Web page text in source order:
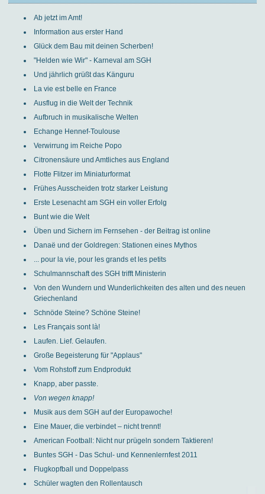
Ab jetzt im Amt!
Information aus erster Hand
Glück dem Bau mit deinen Scherben!
"Helden wie Wir" - Karneval am SGH
Und jährlich grüßt das Känguru
La vie est belle en France
Ausflug in die Welt der Technik
Aufbruch in musikalische Welten
Echange Hennef-Toulouse
Verwirrung im Reiche Popo
Citronensäure und Amtliches aus England
Flotte Flitzer im Miniaturformat
Frühes Ausscheiden trotz starker Leistung
Erste Lesenacht am SGH ein voller Erfolg
Bunt wie die Welt
Üben und Sichern im Fernsehen - der Beitrag ist online
Danaë und der Goldregen: Stationen eines Mythos
... pour la vie, pour les grands et les petits
Schulmannschaft des SGH trifft Ministerin
Von den Wundern und Wunderlichkeiten des alten und des neuen
Griechenland
Schnöde Steine? Schöne Steine!
Les Français sont là!
Laufen. Lief. Gelaufen.
Große Begeisterung für "Applaus"
Vom Rohstoff zum Endprodukt
Knapp, aber passte.
Von wegen knapp!
Musik aus dem SGH auf der Europawoche!
Eine Mauer, die verbindet – nicht trennt!
American Football: Nicht nur prügeln sondern Taktieren!
Buntes SGH - Das Schul- und Kennenlernfest 2011
Flugkopfball und Doppelpass
Schüler wagten den Rollentausch